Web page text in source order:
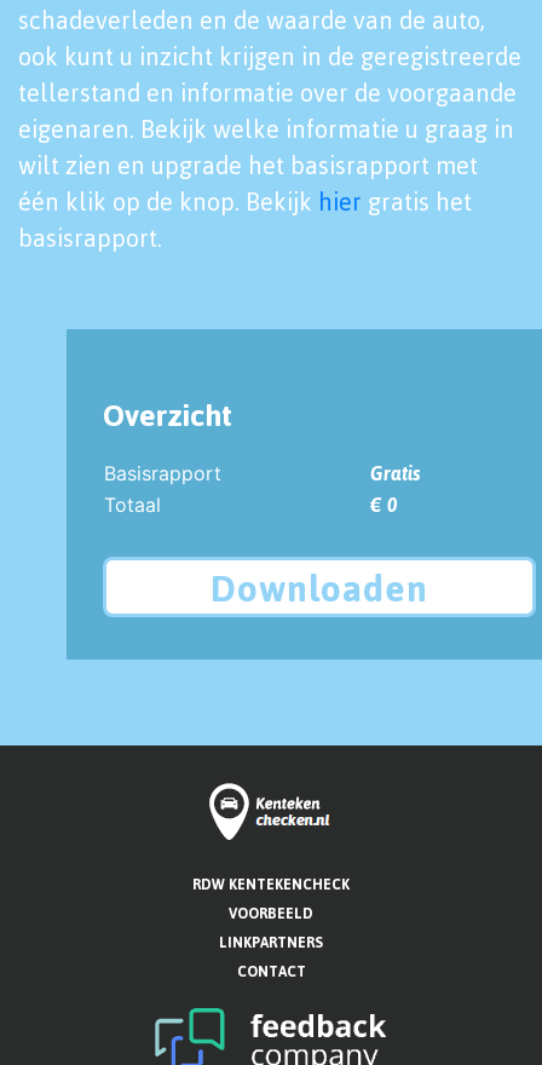
schadeverleden en de waarde van de auto,
ook kunt u inzicht krijgen in de geregistreerde
tellerstand en informatie over de voorgaande
eigenaren. Bekijk welke informatie u graag in
wilt zien en upgrade het basisrapport met
één klik op de knop. Bekijk hier gratis het
basisrapport.
Overzicht
Basisrapport
Gratis
Totaal
€ 0
Downloaden
RDW KENTEKENCHECK
VOORBEELD
LINKPARTNERS
CONTACT